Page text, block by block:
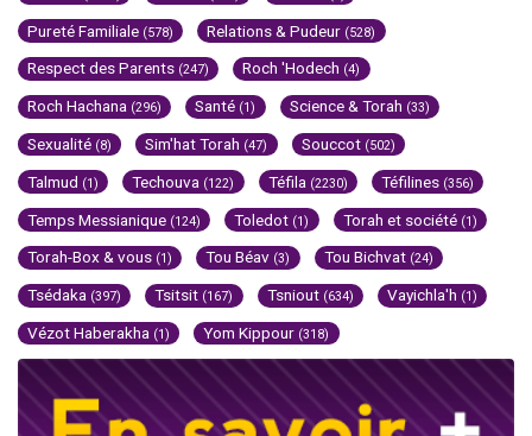
Pureté Familiale (578) Relations & Pudeur (528)
Respect des Parents (247) Roch 'Hodech (4)
Roch Hachana (296) Santé (1) Science & Torah (33)
Sexualité (8) Sim'hat Torah (47) Souccot (502)
Talmud (1) Techouva (122) Téfila (2230) Téfilines (356)
Temps Messianique (124) Toledot (1) Torah et société (1)
Torah-Box & vous (1) Tou Béav (3) Tou Bichvat (24)
Tsédaka (397) Tsitsit (167) Tsniout (634) Vayichla'h (1)
Vézot Haberakha (1) Yom Kippour (318)